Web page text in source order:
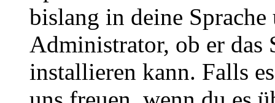
bislang in deine
Administrator, ob er das
installieren kann. Falls